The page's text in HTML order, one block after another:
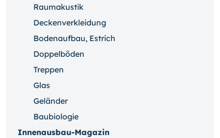
Raumakustik
Deckenverkleidung
Bodenaufbau, Estrich
Doppelböden
Treppen
Glas
Geländer
Baubiologie
Innenausbau-Magazin